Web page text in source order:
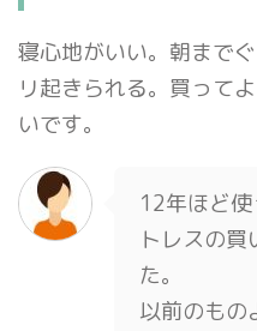
寝心地がいい。朝まで
リ起きられる。買って
いです。
12年ほど
トレスの
た。
以前のもの